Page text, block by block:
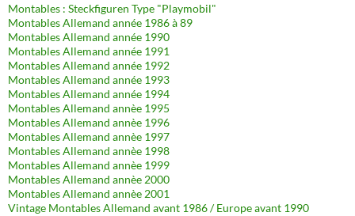
Montables : Steckfiguren Type "Playmobil"
Montables Allemand année 1986 à 89
Montables Allemand année 1990
Montables Allemand année 1991
Montables Allemand année 1992
Montables Allemand année 1993
Montables Allemand année 1994
Montables Allemand annèe 1995
Montables Allemand annèe 1996
Montables Allemand annèe 1997
Montables Allemand annèe 1998
Montables Allemand annèe 1999
Montables Allemand annèe 2000
Montables Allemand annèe 2001
Vintage Montables Allemand avant 1986 / Europe avant 1990